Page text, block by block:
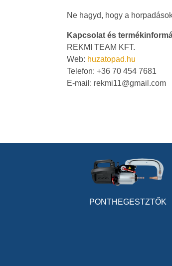
Ne hagyd, hogy a
Kapcsolat és
REKMI TEAM KFT.
Web: huzatopad.hu
Telefon: +36 70 454 7681
E-mail: rekmi11@gmail.com
PONTHEGESTZTŐK